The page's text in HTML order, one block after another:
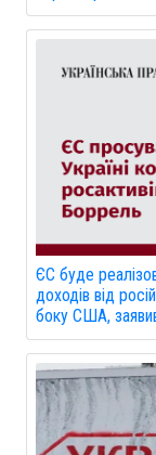
ЄС буде
доходів від
боку США,